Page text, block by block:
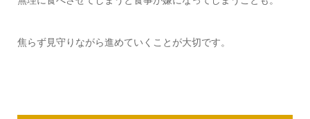
焦らず見守りながら進めていくことが大切です。